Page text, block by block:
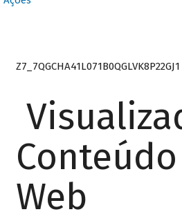
Z7_7QGCHA41L071B0QGLVK8P22GJ1
Web